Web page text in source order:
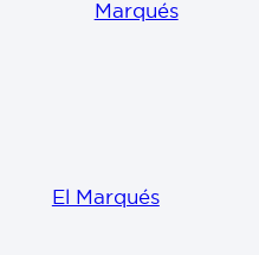
Marqués
El Marqués